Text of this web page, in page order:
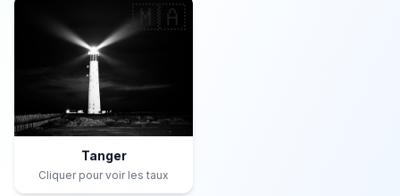
🇲🇦
Tanger
Cliquer pour voir les taux